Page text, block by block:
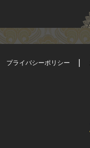
プライバシーポリシー